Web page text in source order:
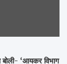
‘आयकर विभाग